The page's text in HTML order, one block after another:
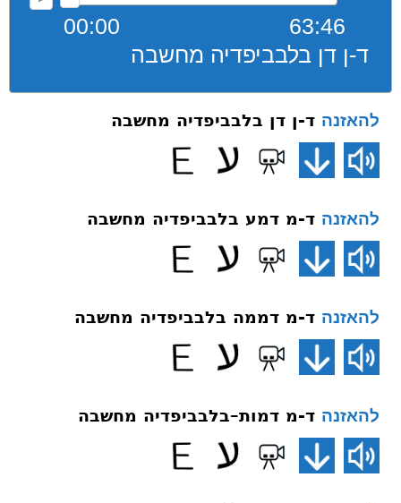
00:00
63:46
ד-ן דן בלבביפדיה מחשבה
להאזנה ד-ן דן בלבביפדיה מחשבה
להאזנה ד-מ דמע בלבביפדיה מחשבה
להאזנה ד-מ דממה בלבביפדיה מחשבה
להאזנה ד-מ דמות–בלבביפדיה מחשבה